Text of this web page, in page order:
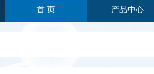
首 页 产品中心